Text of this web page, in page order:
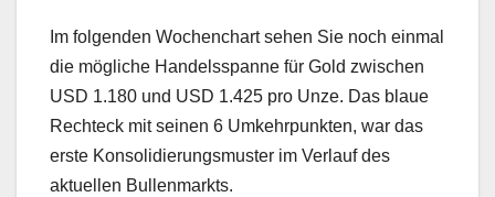
Im folgenden Wochenchart sehen Sie noch einmal
die mögliche Handelsspanne für Gold zwischen
USD 1.180 und USD 1.425 pro Unze. Das blaue
Rechteck mit seinen 6 Umkehrpunkten, war das
erste Konsolidierungsmuster im Verlauf des
aktuellen Bullenmarkts.